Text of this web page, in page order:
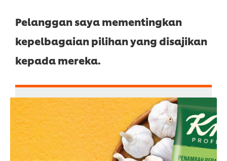
Pelanggan saya mementingkan
kepelbagaian pilihan yang disajikan
kepada mereka.